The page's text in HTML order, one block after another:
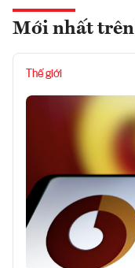
Mới nhất trên
Thế giới